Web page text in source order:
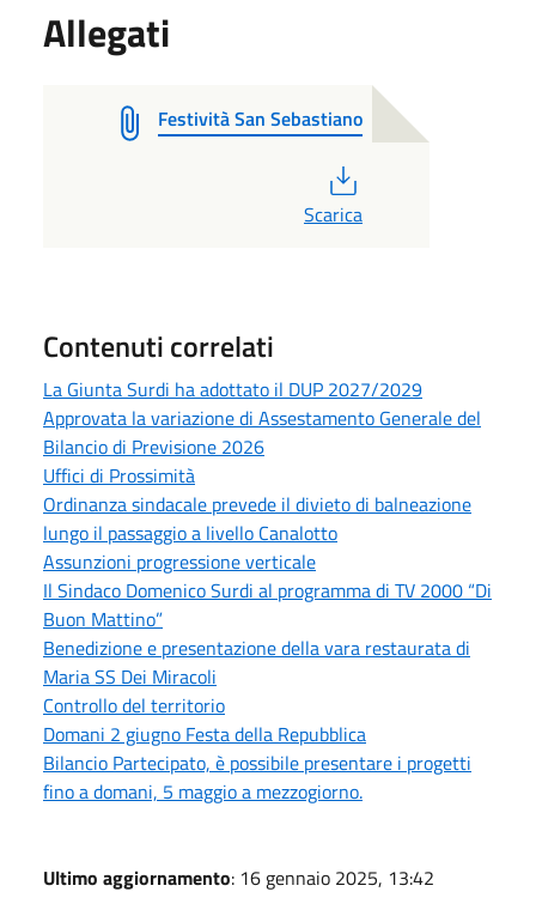
Allegati
Festività San Sebastiano
Scarica
Contenuti correlati
La Giunta Surdi ha adottato il DUP 2027/2029
Approvata la variazione di Assestamento Generale del
Bilancio di Previsione 2026
Uffici di Prossimità
Ordinanza sindacale prevede il divieto di balneazione
lungo il passaggio a livello Canalotto
Assunzioni progressione verticale
Il Sindaco Domenico Surdi al programma di TV 2000 “Di
Buon Mattino”
Benedizione e presentazione della vara restaurata di
Maria SS Dei Miracoli
Controllo del territorio
Domani 2 giugno Festa della Repubblica
Bilancio Partecipato, è possibile presentare i progetti
fino a domani, 5 maggio a mezzogiorno.
Ultimo aggiornamento: 16 gennaio 2025, 13:42